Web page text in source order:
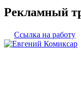
Рекламный
Ссылка на работу